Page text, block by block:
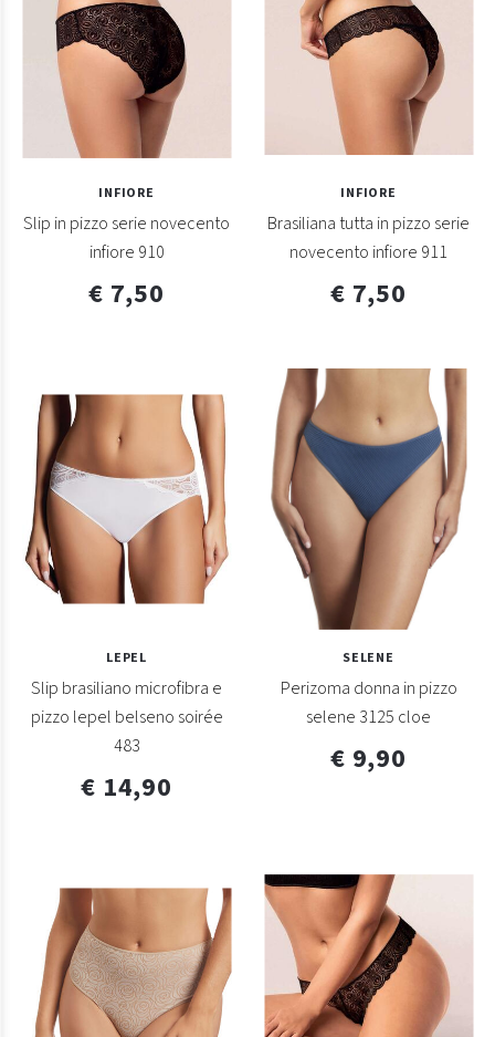
INFIORE
Slip in pizzo serie novecento
infiore 910
€ 7,50
INFIORE
Brasiliana tutta in pizzo serie
novecento infiore 911
€ 7,50
LEPEL
Slip brasiliano microfibra e
pizzo lepel belseno soirée
483
€ 14,90
SELENE
Perizoma donna in pizzo
selene 3125 cloe
€ 9,90